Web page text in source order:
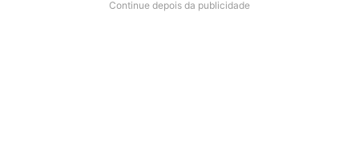
Continue depois da publicidade